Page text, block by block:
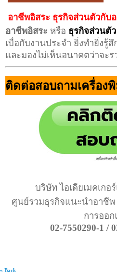
อาชีพอิสระ ธุรกิจส่วนตัวกับ
อาชีพอิสระ หรือ ธุรกิจส่วนตัว
เบื่อกับงานประจำ ยิ่งทำยิ่งรู้สึ
และมองไม่เห็นอนาคตว่าจะร
ติดต่อสอบถามเครื่อง
บริษัท ไอเดียเมคเกอ
ศูนย์รวมธุรกิจแนะนำอาชีพ
การออ
02-7550290-1 /
« Back